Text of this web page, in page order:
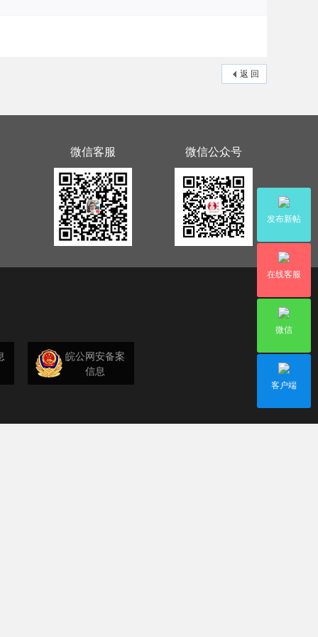
返 回
发布新帖
在线客服
微信
客户端
微信客服 微信公众号
皖公网安备案
信息